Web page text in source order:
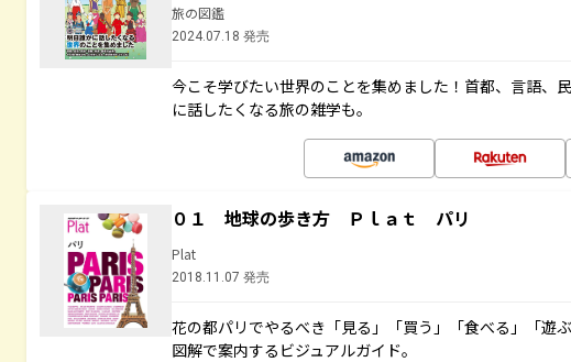
旅の図鑑
2024.07.18 発売
今こそ学びたい世界のことを集めました！首都、言語、
に話したくなる旅の雑学も。
０１ 地球の歩き方 Ｐｌａｔ パリ
Plat
2018.11.07 発売
花の都パリでやるべき「見る」「買う」「食べる」「遊
図解で案内するビジュアルガイド。